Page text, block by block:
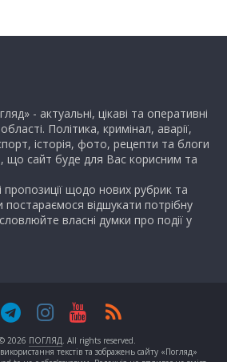
- актуальні, цікаві та оперативні
Політика, кримінал, аварії,
історія, фото, рецепти та блоги
що сайт буде для Вас корисним та
пропозиції щодо нових рубрик та
відшукати потрібну
власні думки про події у
2026 ПОГЛЯД . All rights reserved.
текстів та зображень сайту «Погляд»